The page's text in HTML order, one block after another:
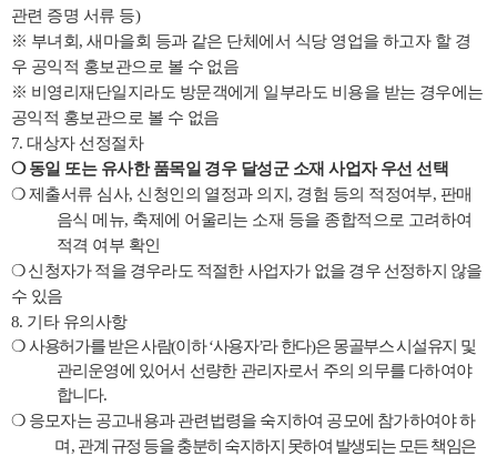
관련 증명 서류 등)
※ 부녀회 ,새마을회 등과 같은 단체에서 식당 영업을 하고자 할 경
우 공익적 홍보관으로 볼 수 없음
※ 비영리재단일지라도 방문객에게 일부라도 비용을 받는 경우에는
공익적 홍보관으로 볼 수 없음
7.대상자 선정절차
❍ 동일 또는 유사한 품목일 경우 달성군 소재 사업자 우선 선택
❍ 제출서류 심사, 신청인의 열정과 의지 , 경험 등의 적정여부, 판매
음식 메뉴, 축제에 어울리는 소재 등을 종합적으로 고려하여
적격 여부 확인
❍신청자가 적을 경우라도 적절한 사업자가 없을 경우 선정하지 않을
수 있음
8. 기타 유의사항
❍사용허가를 받은 사람(이하‘사용자’라 한다)은 몽골부스 시설유지 및
관리운영에 있어서 선량한 관리자로서 주의 의무를 다하여야
합니다.
❍ 응모자는 공고내용과 관련법령을 숙지하여 공모에 참가하여야 하
며 , 관계 규정 등을 충분히 숙지하지 못하여 발생되는 모든 책임은